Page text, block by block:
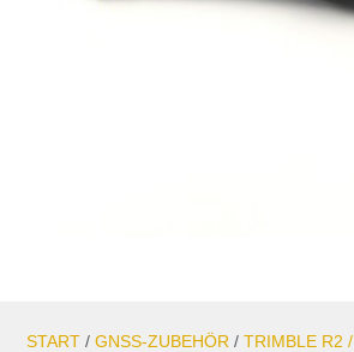
START /GNSS-ZUBEHÖR /TRIMBLE R2 /